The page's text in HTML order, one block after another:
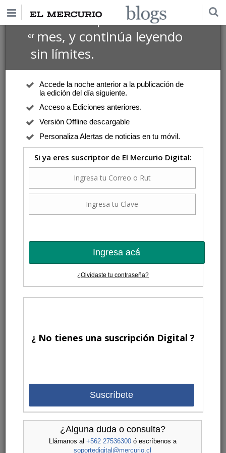
Suscríbete por $1 USD
ermes, y continúa leyendo
sin límites.
Accede la noche anterior a la publicación de
la edición del día siguiente.
Acceso a Ediciones anteriores.
Versión Offline descargable
Personaliza Alertas de noticias en tu móvil.
Si ya eres suscriptor de El Mercurio Digital:
Ingresa acá
¿Olvidaste tu contraseña?
¿ No tienes una suscripción Digital ?
Suscríbete
¿Alguna duda o consulta?
Llámanos al +562 27536300ó escríbenos a
soportedigital@mercurio.cl